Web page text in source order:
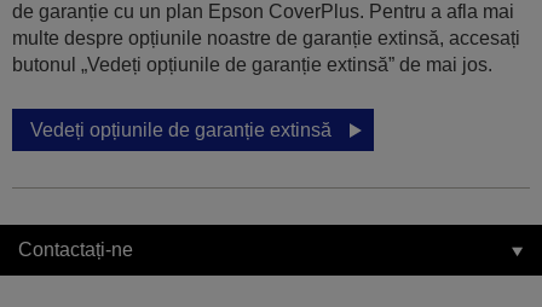
de garanție cu un plan Epson CoverPlus. Pentru a afla mai
multe despre opțiunile noastre de garanție extinsă, accesați
butonul „Vedeți opțiunile de garanție extinsă” de mai jos.
Vedeți opțiunile de garanție extinsă
Contactați-ne